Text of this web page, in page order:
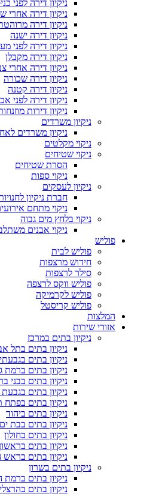
ניקיון דירה לפני
ניקיון דירה אחרי
ניקיון דירה
ניקיון דירה ישנה
ניקיון דירה לפני
ניקיון דירה מקבלן
ניקיון דירה אחרי
ניקיון דירה שכורה
ניקיון דירה קטנה
ניקיון דירה לפני
ניקיון דירות
ניקיון משרדים
ניקיון משרדים
ניקוי מקלטים
ניקוי שטיחים
הסרת שטיחים
ניקוי ספות
ניקיון לעסקים
חברת ניקיון
ניקוי מתחם
ניקוי בלחץ מים גבוה
ניקוי אבנים
פוליש
פוליש לבית
חידוש מרצפות
סילר לרצפות
פוליש ווקס לרצפה
פוליש לקרמיקה
פוליש קריסטל
המלצות
אזורי שירות
ניקיון בתים במרכז
ניקיון בתים בתל
ניקיון בתים
ניקיון בתים ברמת
ניקיון בתים בבני
ניקיון בתים
ניקיון בתים בפתח
ניקיון בתים ביהוד
ניקיון בתים בבת ים
ניקיון בתים בחולון
ניקיון בתים
ניקיון בתים בראש
ניקיון בתים בשרון
ניקיון בתים ברמת
ניקיון בתים